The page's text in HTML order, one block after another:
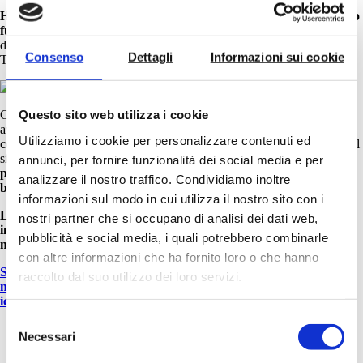
Consenso Dettagli Informazioni sui cookie
Questo sito web utilizza i cookie
Utilizziamo i cookie per personalizzare contenuti ed
annunci, per fornire funzionalità dei social media e per
analizzare il nostro traffico. Condividiamo inoltre
informazioni sul modo in cui utilizza il nostro sito con i
nostri partner che si occupano di analisi dei dati web,
pubblicità e social media, i quali potrebbero combinarle
con altre informazioni che ha fornito loro o che hanno
raccolto dal suo utilizzo dei loro servizi.
delNecessari
Hype:la
Non è solo un protitopo
futurisco, ma una vera e propria esperienza di lusso e comfort
destinata a rispondere a necessità di particolari mercati in cui
The.Artceram è da anni presente.
Con un design moderno e minimalista, Hype offre funzionalità
avanzate grazie al suo “cuore” elettronico, il modulo bidet,
controllabile tramite telecomando e con diverse funzioni. Inoltre, con il
sistema combinato di protezione antibatterica e facile pulizia,Hype si
posiziona all’avanguardia dell’innovazione nel settore dell’arredo
bagno.
Le tre soluzioni in pieno stile The.Artceram vengono oggi mixate
in diverse collezioni per offrire soluzioni che garantiscano la
massima funzionalità, praticità, igiene e sostenibilità.
Scopri nel nostro nuovo catalogo come l’integrazione di queste
nuove tecnologie e materiali innovativi hanno reso ancora più
iconiche, uniche e distintive le collezioni The.Artceram!